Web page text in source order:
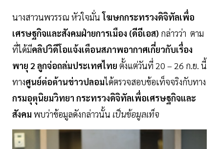
นางสาวนพวรรณ หัวใจมั่นโฆษกกระทรวงดิจิทัลเพื่อ
เศรษฐกิจและสังคมฝ่ายการเมือง (ดีอีเอส) กล่าวว่า ตาม
ที่ได้มีคลิปวิดีโอแจ้งเตือนสภาพอากาศเกี่ยวกับเรื่อง
พายุ 2 ลูกจ่อถล่มประเทศไทย ตั้งแต่วันที่ 20 – 26 ก.ย. นี้
ทางศูนย์ต่อต้านข่าวปลอมได้ตรวจสอบข้อเท็จจริงกับทาง
กรมอุตุนิยมวิทยา กระทรวงดิจิทัลเพื่อเศรษฐกิจและ
สังคม พบว่าข้อมูลดังกล่าวนั้น เป็นข้อมูลเท็จ